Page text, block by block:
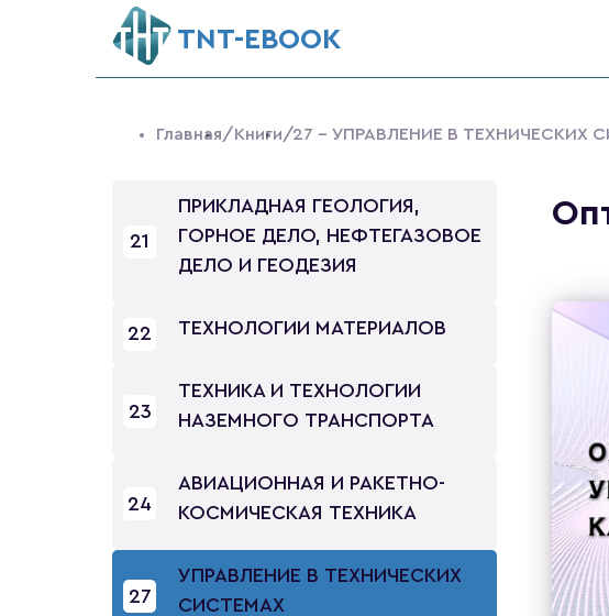
ТNT-EBOOK
Главная/Книги/27 - УПРАВЛЕНИЕ В ТЕХНИЧЕСКИХ
21
ПРИКЛАДНАЯ ГЕОЛОГИЯ,
ГОРНОЕ ДЕЛО, НЕФТЕГАЗОВОЕ
ДЕЛО И ГЕОДЕЗИЯ
22 ТЕХНОЛОГИИ МАТЕРИАЛОВ
23
ТЕХНИКА И ТЕХНОЛОГИИ
НАЗЕМНОГО ТРАНСПОРТА
24
АВИАЦИОННАЯ И РАКЕТНО-
КОСМИЧЕСКАЯ ТЕХНИКА
27
УПРАВЛЕНИЕ В ТЕХНИЧЕСКИХ
СИСТЕМАХ